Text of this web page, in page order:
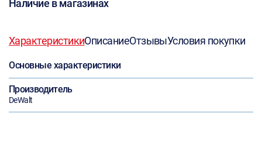
Наличие в магазинах
ХарактеристикиОписаниеОтзывыУсловия покупки
Основные характеристики
Производитель
DeWalt